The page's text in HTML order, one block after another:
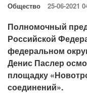
Общество 25-06-2021
Полномочный
Российской
федеральном
Денис Паслер
площадку
соединений».